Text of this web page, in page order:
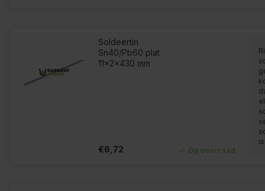
Soldeertin
Sn40/Pb60 plat
11x2x430 mm
€6,72 Op voorraad